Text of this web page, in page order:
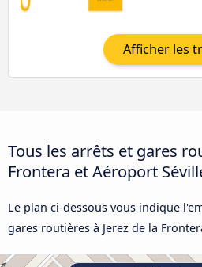
Afficher les
Tous les arrêts et gares
Frontera et Aéroport
Le plan ci-dessous vous indique
gares routières à Jerez de la